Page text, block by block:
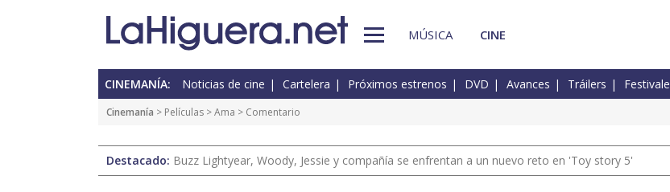
MÚSICA CINE
CINEMANÍA: Noticias de cine Cartelera Próximos estrenos DVD Avances Tráilers
Cinemanía > Películas >Ama > Comentario
Destacado: Buzz Lightyear, Woody, Jessie y compañía se enfrentan a un nuevo reto en 'Toy story 5'